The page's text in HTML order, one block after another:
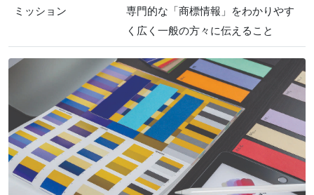
ミッション
専門的な「商標情報」をわかりやす
く広く一般の方々に伝えること